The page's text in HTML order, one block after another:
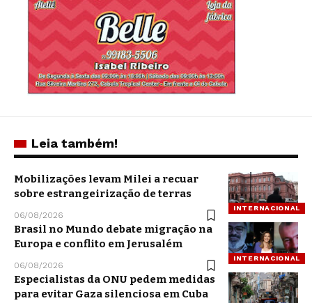
Leia também!
INTERNACIONAL
Mobilizações levam Milei a recuar
sobre estrangeirização de terras
06/08/2026
INTERNACIONAL
Brasil no Mundo debate migração na
Europa e conflito em Jerusalém
06/08/2026
Especialistas da ONU pedem medidas
para evitar Gaza silenciosa em Cuba